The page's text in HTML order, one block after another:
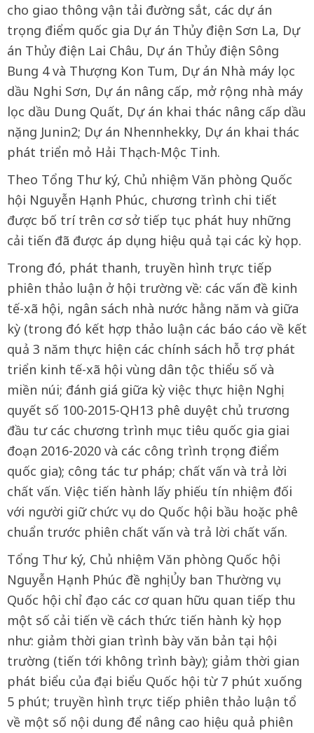
cho giao thông vận tải đường sắt, các dự án
trọng điểm quốc gia Dự án Thủy điện Sơn La, Dự
án Thủy điện Lai Châu, Dự án Thủy điện Sông
Bung 4 và Thượng Kon Tum, Dự án Nhà máy lọc
dầu Nghi Sơn, Dự án nâng cấp, mở rộng nhà máy
lọc dầu Dung Quất, Dự án khai thác nâng cấp dầu
nặng Junin2; Dự án Nhennhekky, Dự án khai thác
phát triển mỏ Hải Thạch-Mộc Tinh.
Theo Tổng Thư ký, Chủ nhiệm Văn phòng Quốc
hội Nguyễn Hạnh Phúc, chương trình chi tiết
được bố trí trên cơ sở tiếp tục phát huy những
cải tiến đã được áp dụng hiệu quả tại các kỳ họp.
Trong đó, phát thanh, truyền hình trực tiếp
phiên thảo luận ở hội trường về: các vấn đề kinh
tế-xã hội, ngân sách nhà nước hằng năm và giữa
kỳ (trong đó kết hợp thảo luận các báo cáo về kết
quả 3 năm thực hiện các chính sách hỗ trợ phát
triển kinh tế-xã hội vùng dân tộc thiểu số và
miền núi; đánh giá giữa kỳ việc thực hiện Nghị
quyết số 100-2015-QH13 phê duyệt chủ trương
đầu tư các chương trình mục tiêu quốc gia giai
đoạn 2016-2020 và các công trình trọng điểm
quốc gia); công tác tư pháp; chất vấn và trả lời
chất vấn. Việc tiến hành lấy phiếu tín nhiệm đối
với người giữ chức vụ do Quốc hội bầu hoặc phê
chuẩn trước phiên chất vấn và trả lời chất vấn.
Tổng Thư ký, Chủ nhiệm Văn phòng Quốc hội
Nguyễn Hạnh Phúc đề nghị Ủy ban Thường vụ
Quốc hội chỉ đạo các cơ quan hữu quan tiếp thu
một số cải tiến về cách thức tiến hành kỳ họp
như: giảm thời gian trình bày văn bản tại hội
trường (tiến tới không trình bày); giảm thời gian
phát biểu của đại biểu Quốc hội từ 7 phút xuống
5 phút; truyền hình trực tiếp phiên thảo luận tổ
về một số nội dung để nâng cao hiệu quả phiên